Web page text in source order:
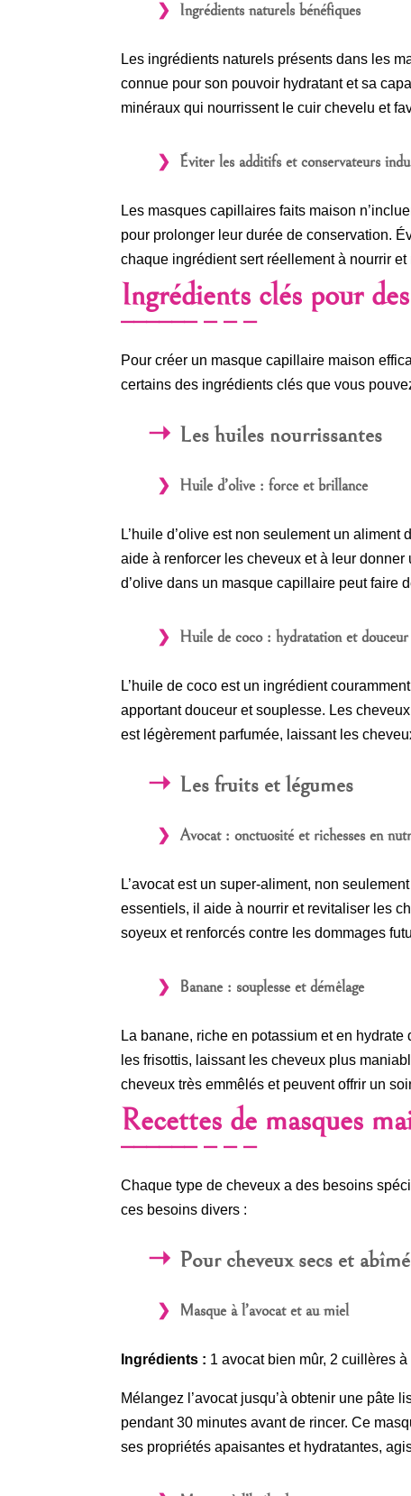
Ingrédients naturels bénéfiques
Les ingrédients naturels présents dans les
connue pour son pouvoir hydratant et sa
minéraux qui nourrissent le cuir chevelu et
Éviter les additifs et conservateurs
Les masques capillaires faits maison
pour prolonger leur durée de conservation.
chaque ingrédient sert réellement à nourrir
Ingrédients clés pour
Pour créer un masque capillaire maison
certains des ingrédients clés que vous
Les huiles nourrissantes
Huile d’olive : force et brillance
L’huile d’olive est non seulement un
aide à renforcer les cheveux et à leur
d’olive dans un masque capillaire peut faire
Huile de coco : hydratation et douceur
L’huile de coco est un ingrédient
apportant douceur et souplesse. Les
est légèrement parfumée, laissant les
Les fruits et légumes
Avocat : onctuosité et richesses en
L’avocat est un super-aliment, non
essentiels, il aide à nourrir et revitaliser les
soyeux et renforcés contre les dommages
Banane : souplesse et démêlage
La banane, riche en potassium et en
les frisottis, laissant les cheveux plus
cheveux très emmêlés et peuvent offrir un
Recettes de masques
Chaque type de cheveux a des besoins
ces besoins divers :
Pour cheveux secs et
Masque à l’avocat et au miel
Ingrédients : 1 avocat bien mûr, 2 cuillères
Mélangez l’avocat jusqu’à obtenir une
pendant 30 minutes avant de rincer. Ce
ses propriétés apaisantes et hydratantes,